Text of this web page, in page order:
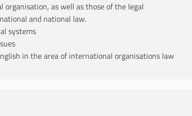
as well as those of the legal
and national law.
systems
in the area of international organisations law